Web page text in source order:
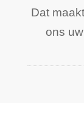
Dat
ons